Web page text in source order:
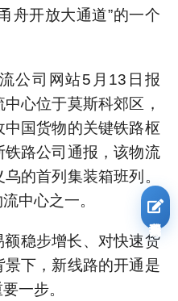
舟开放大通道”的一个
公司网站5月13日报
心位于莫斯科郊区，
国货物的关键铁路枢
路公司通报，该物流
的首列集装箱班列。
中心之一。
稳步增长、对快速货
下，新线路的开通是
一步。
我要报名